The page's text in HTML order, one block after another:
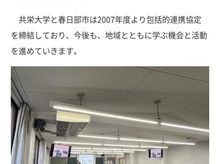
共栄大学と春日部市は2007年度より包括的連携協定
を締結しており、今後も、地域とともに学ぶ機会と活動
を進めていきます。